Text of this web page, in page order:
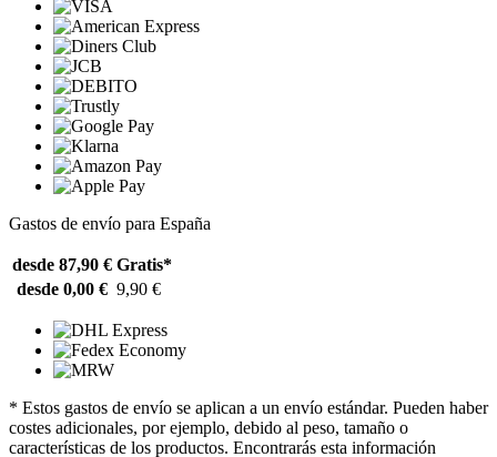
Gastos de envío para España
desde 87,90 € Gratis*
desde 0,00 € 9,90 €
* Estos gastos de envío se aplican a un envío estándar. Pueden haber
costes adicionales, por ejemplo, debido al peso, tamaño o
características de los productos. Encontrarás esta información